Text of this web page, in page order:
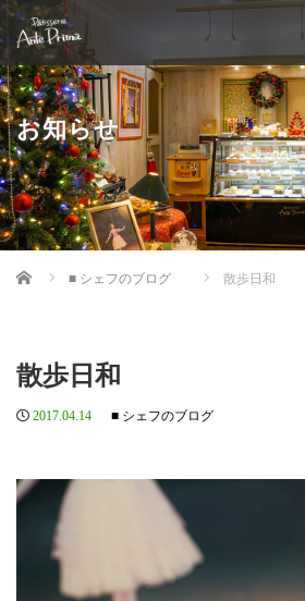
お知らせ
Home ■ シェフのブログ 散歩日和
散歩日和
2017.04.14 ■ シェフのブログ